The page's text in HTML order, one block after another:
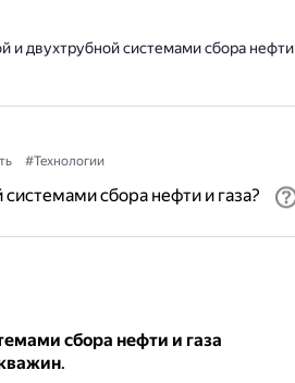
и двухтрубной системами сбора нефти
#Технологии
сбора нефти и газа?
сбора нефти и газа
.